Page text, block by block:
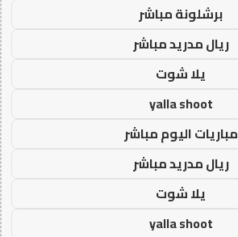
برشلونة مباشر
ريال مدريد مباشر
يلا شوت
yalla shoot
مباريات اليوم مباشر
ريال مدريد مباشر
يلا شوت
yalla shoot